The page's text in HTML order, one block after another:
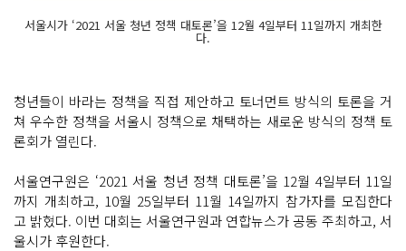
서울시가 ‘2021 서울 청년 정책 대토론’을 12월 4일부터 11일까지 개최한
다.
청년들이 바라는 정책을 직접 제안하고 토너먼트 방식의 토론을 거
쳐 우수한 정책을 서울시 정책으로 채택하는 새로운 방식의 정책 토
론회가 열린다.
서울연구원은 ‘2021 서울 청년 정책 대토론’을 12월 4일부터 11일
까지 개최하고, 10월 25일부터 11월 14일까지 참가자를 모집한다
고 밝혔다. 이번 대회는 서울연구원과 연합뉴스가 공동 주최하고, 서
울시가 후원한다.